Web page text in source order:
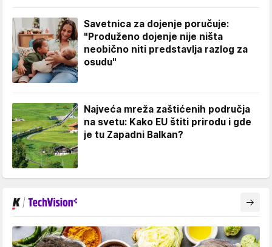
Savetnica za dojenje poručuje:
"Produženo dojenje nije ništa
neobično niti predstavlja razlog za
osudu"
Najveća mreža zaštićenih područja
na svetu: Kako EU štiti prirodu i gde
je tu Zapadni Balkan?